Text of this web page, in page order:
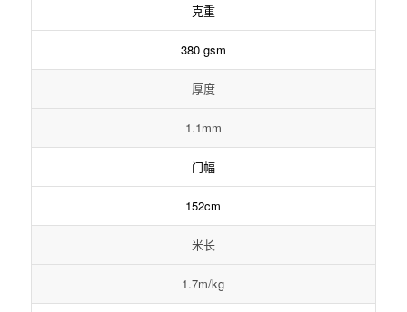
克重
380 gsm
厚度
1.1mm
门幅
152cm
米长
1.7m/kg